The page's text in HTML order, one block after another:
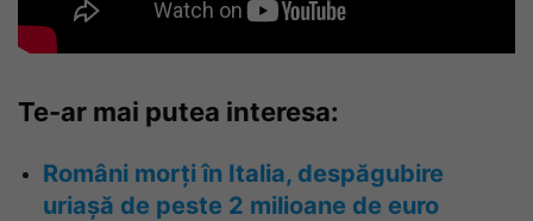
Te-ar mai putea interesa:
Români morți în Italia, despăgubire
uriașă de peste 2 milioane de euro